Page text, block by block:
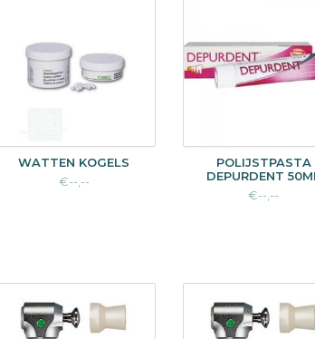
WATTEN KOGELS
€--,--
POLIJSTPASTA
DEPURDENT
€--,--